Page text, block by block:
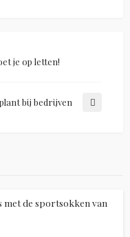
je op letten!
bij bedrijven
met de sportsokken van